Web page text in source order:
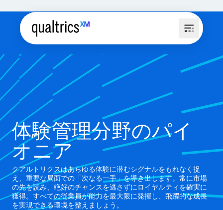
体験管理分野のパイ
オニア
クアルトリクスはあらゆる体験に潜むシグナルをもれなく捉
え、重要な局面での「次なる一手」を導​き出します。常に市場
の先を読み、絶好のチャンスを逃さずにロイヤルティを確実に
獲得。すべての従​業員が能力を最大限に発揮し、飛躍的な成長
を実現できる環境を整えましょう。